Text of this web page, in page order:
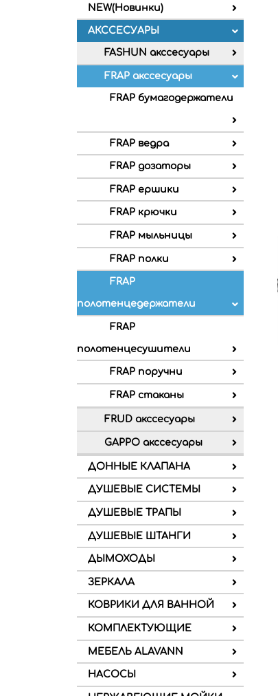
NEW(Новинки)
АКССЕСУАРЫ
FASHUN акссесуары
FRAP акссесуары
FRAP бумагодержатели
FRAP ведра
FRAP дозаторы
FRAP ершики
FRAP крючки
FRAP мыльницы
FRAP полки
FRAP
полотенцедержатели
FRAP
полотенцесушители
FRAP поручни
FRAP стаканы
FRUD акссесуары
GAPPO акссесуары
ДОННЫЕ КЛАПАНА
ДУШЕВЫЕ СИСТЕМЫ
ДУШЕВЫЕ ТРАПЫ
ДУШЕВЫЕ ШТАНГИ
ДЫМОХОДЫ
ЗЕРКАЛА
КОВРИКИ ДЛЯ ВАННОЙ
КОМПЛЕКТУЮЩИЕ
МЕБЕЛЬ ALAVANN
НАСОСЫ